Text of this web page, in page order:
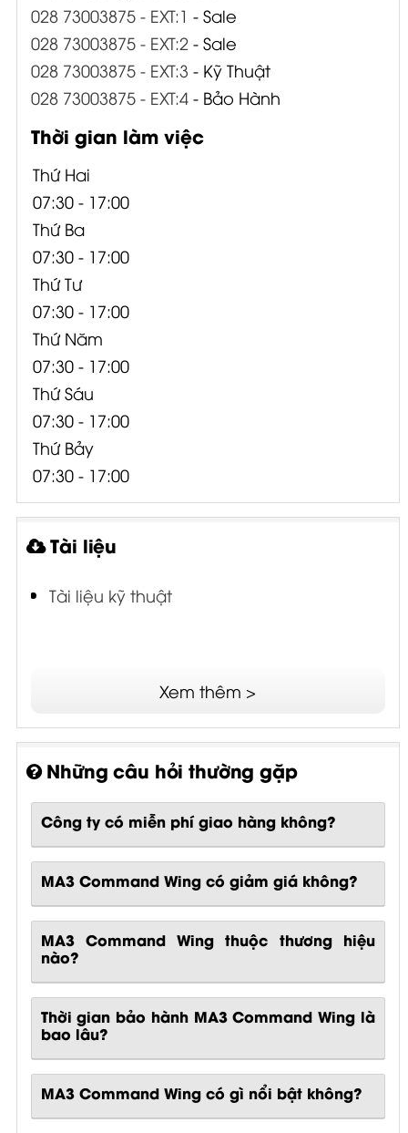
028 73003875 - EXT:1 - Sale
028 73003875 - EXT:2- Sale
028 73003875 - EXT:3 - Kỹ Thuật
028 73003875 - EXT:4- Bảo Hành
Thời gian làm việc
Thứ Hai
07:30 - 17:00
Thứ Ba
07:30 - 17:00
Thứ Tư
07:30 - 17:00
Thứ Năm
07:30 - 17:00
Thứ Sáu
07:30 - 17:00
Thứ Bảy
07:30 - 17:00
Tài liệu
Tài liệu kỹ thuật
Xem thêm >
Những câu hỏi thường gặp
Công ty có miễn phí giao hàng không?
MA3 Command Wing có giảm giá không?
MA3 Command Wing thuộc thương hiệu
nào?
Thời gian bảo hành MA3 Command Wing là
bao lâu?
MA3 Command Wingcó gì nổi bật không?